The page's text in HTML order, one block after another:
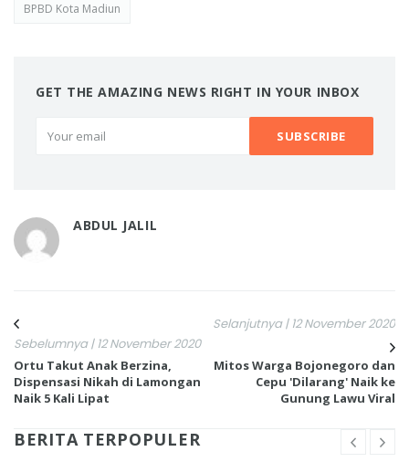
BPBD Kota Madiun
GET THE AMAZING NEWS RIGHT IN YOUR INBOX
ABDUL JALIL
Sebelumnya | 12 November 2020
Ortu Takut Anak Berzina,
Dispensasi Nikah di Lamongan
Naik 5 Kali Lipat
Selanjutnya | 12 November 2020
Mitos Warga Bojonegoro dan
Cepu 'Dilarang' Naik ke
Gunung Lawu Viral
BERITA TERPOPULER